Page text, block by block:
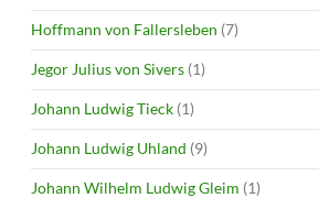
Hoffmann von Fallersleben (7)
Jegor Julius von Sivers (1)
Johann Ludwig Tieck (1)
Johann Ludwig Uhland (9)
Johann Wilhelm Ludwig Gleim (1)